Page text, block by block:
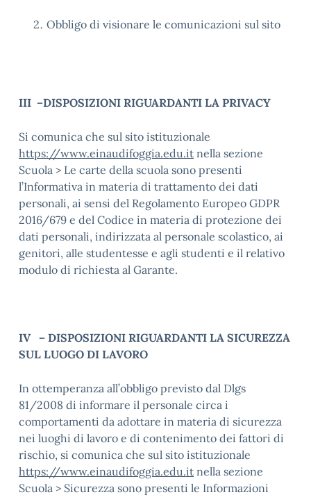
Obbligo di visionare le comunicazioni sul sito
III –DISPOSIZIONI RIGUARDANTI LA PRIVACY
Si comunica che sul sito istituzionale
https://www.einaudifoggia.edu.it nella sezione
Scuola > Le carte della scuola sono presenti
l’Informativa in materia di trattamento dei dati
personali, ai sensi del Regolamento Europeo GDPR
2016/679 e del Codice in materia di protezione dei
dati personali, indirizzata al personale scolastico, ai
genitori, alle studentesse e agli studenti e il relativo
modulo di richiesta al Garante.
IV – DISPOSIZIONI RIGUARDANTI LA SICUREZZA
SUL LUOGO DI LAVORO
In ottemperanza all’obbligo previsto dal Dlgs
81/2008 di informare il personale circa i
comportamenti da adottare in materia di sicurezza
nei luoghi di lavoro e di contenimento dei fattori di
rischio, si comunica che sul sito istituzionale
https://www.einaudifoggia.edu.it nella sezione
Scuola > Sicurezza sono presenti le Informazioni